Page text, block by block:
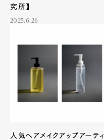
究所】
2025.6.26
人気ヘアメイクアップアーティ